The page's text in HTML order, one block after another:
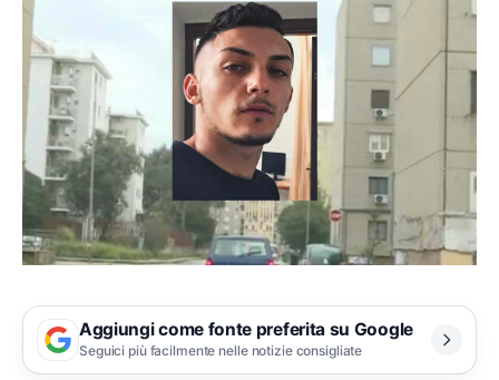
Aggiungi come fonte preferita su Google
Seguici più facilmente nelle notizie consigliate